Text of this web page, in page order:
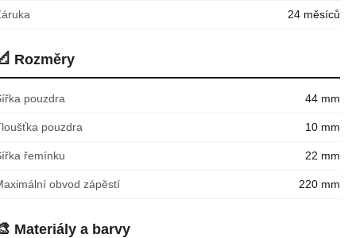
24 měsíců
Rozměry
pouzdra 44 mm
pouzdra 10 mm
řemínku 22 mm
obvod zápěstí 220 mm
Materiály a barvy